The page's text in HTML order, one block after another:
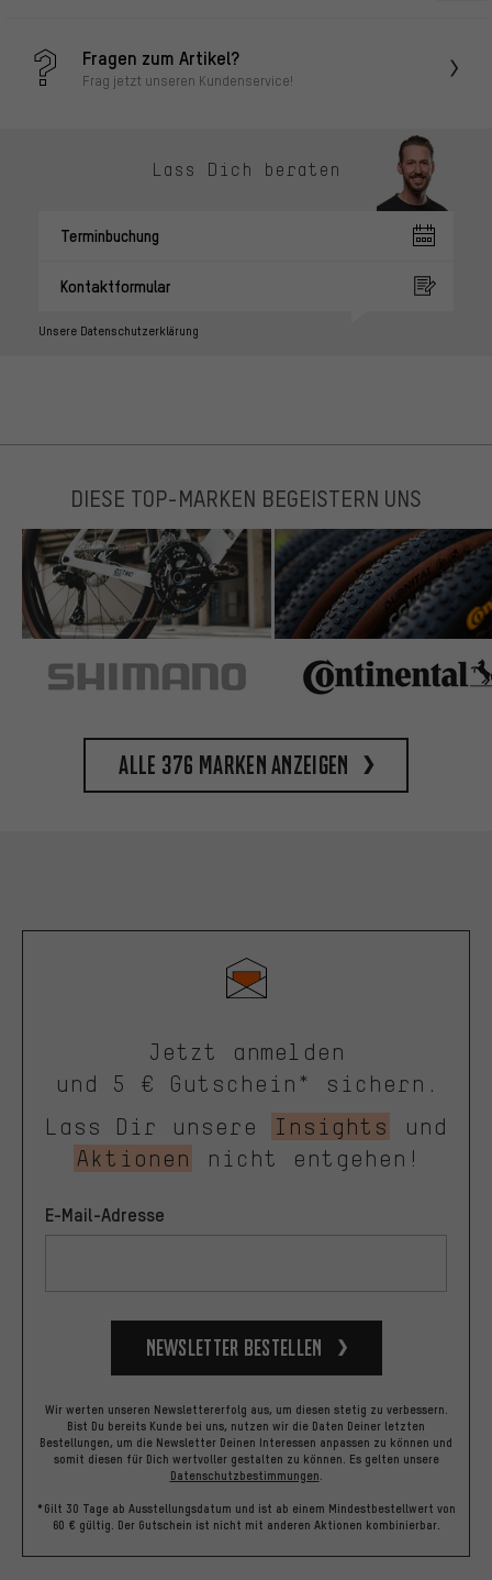
Fragen zum Artikel?
Frag jetzt unseren Kundenservice!
Lass Dich beraten
Terminbuchung
Kontaktformular
Unsere Datenschutzerklärung
DIESE TOP-MARKEN BEGEISTERN UNS
Alle 376 Marken anzeigen
Jetzt anmelden
und 5 € Gutschein* sichern.
Lass Dir unsere
Insights
und
Aktionen
nicht entgehen!
E-Mail-Adresse
Newsletter bestellen
Wir werten unseren Newslettererfolg aus, um diesen stetig zu verbessern.
Bist Du bereits Kunde bei uns, nutzen wir die Daten Deiner letzten
Bestellungen, um die Newsletter Deinen Interessen anpassen zu können und
somit diesen für Dich wertvoller gestalten zu können. Es gelten unsere
Datenschutzbestimmungen
*Gilt 30 Tage ab Ausstellungsdatum und ist ab einem Mindestbestellwert von
60 € gültig. Der Gutschein ist nicht mit anderen Aktionen kombinierbar.